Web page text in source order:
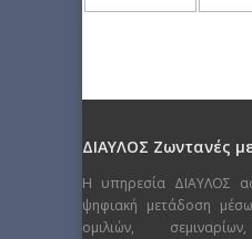
ΔΙΑΥΛΟΣ Ζωντανές
Η υπηρεσία ΔΙΑΥΛΟΣ
ψηφιακή μετάδοση
ομιλιών,